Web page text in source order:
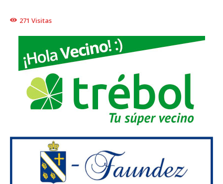
271 Visitas